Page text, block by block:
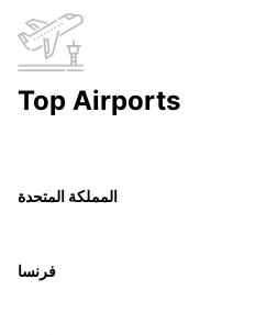
Top Airports
المملكة المتحدة
فرنسا